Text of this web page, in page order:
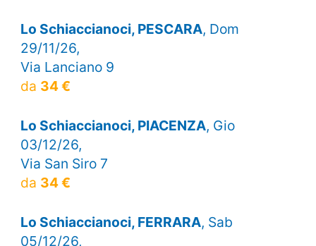
Lo Schiaccianoci, PESCARA, Dom
29/11/26,
Via Lanciano 9
da 34 €
Lo Schiaccianoci, PIACENZA, Gio
03/12/26,
Via San Siro 7
da 34 €
Lo Schiaccianoci, FERRARA, Sab
05/12/26,